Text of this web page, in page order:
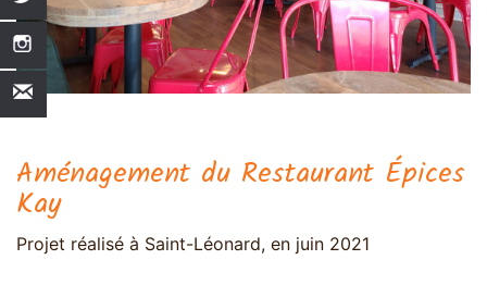
Aménagement du Restaurant Épices
Kay
Projet réalisé à Saint-Léonard, en juin 2021